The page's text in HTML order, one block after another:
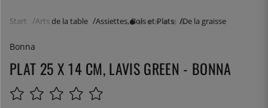
Start Arts de la table Assiettes, Bols et Plats De la graisse
Bonna
PLAT 25 X 14 CM, LAVIS GREEN - BONNA